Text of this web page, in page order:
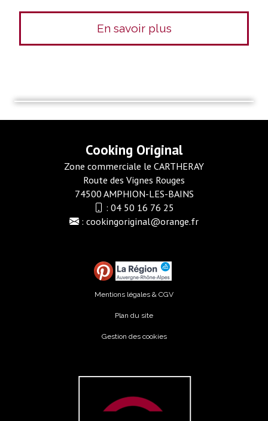
En savoir plus
Cooking Original
Zone commerciale le CARTHERAY
Route des Vignes Rouges
74500 AMPHION-LES-BAINS
: 04 50 16 76 25
: cookingoriginal@orange.fr
Mentions légales & CGV
Plan du site
Gestion des cookies